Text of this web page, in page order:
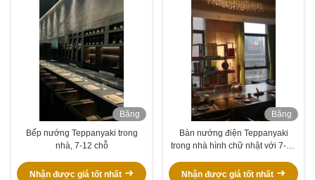
Băng
Bếp nướng Teppanyaki trong
nhà, 7-12 chỗ
Nhận được giá tốt nhất
Băng
hình
Bàn nướng điện Teppanyaki
trong nhà hình chữ nhật với 7-10
Nhận được giá tốt nhất